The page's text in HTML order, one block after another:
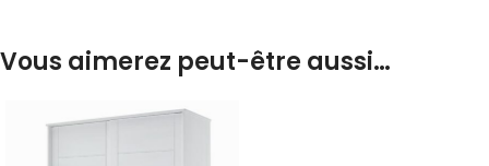
Vous aimerez peut-être aussi…